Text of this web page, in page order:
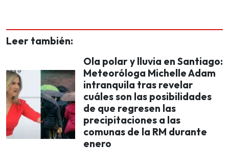
Leer también:
Ola polar y lluvia en Santiago:
Meteoróloga Michelle Adam
intranquila tras revelar
cuáles son las posibilidades
de que regresen las
precipitaciones a las
comunas de la RM durante
enero